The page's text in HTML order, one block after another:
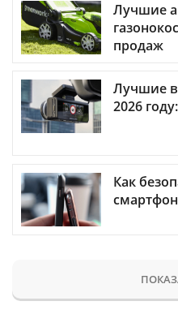
Лучшие
продаж
Лучшие
2026
Как